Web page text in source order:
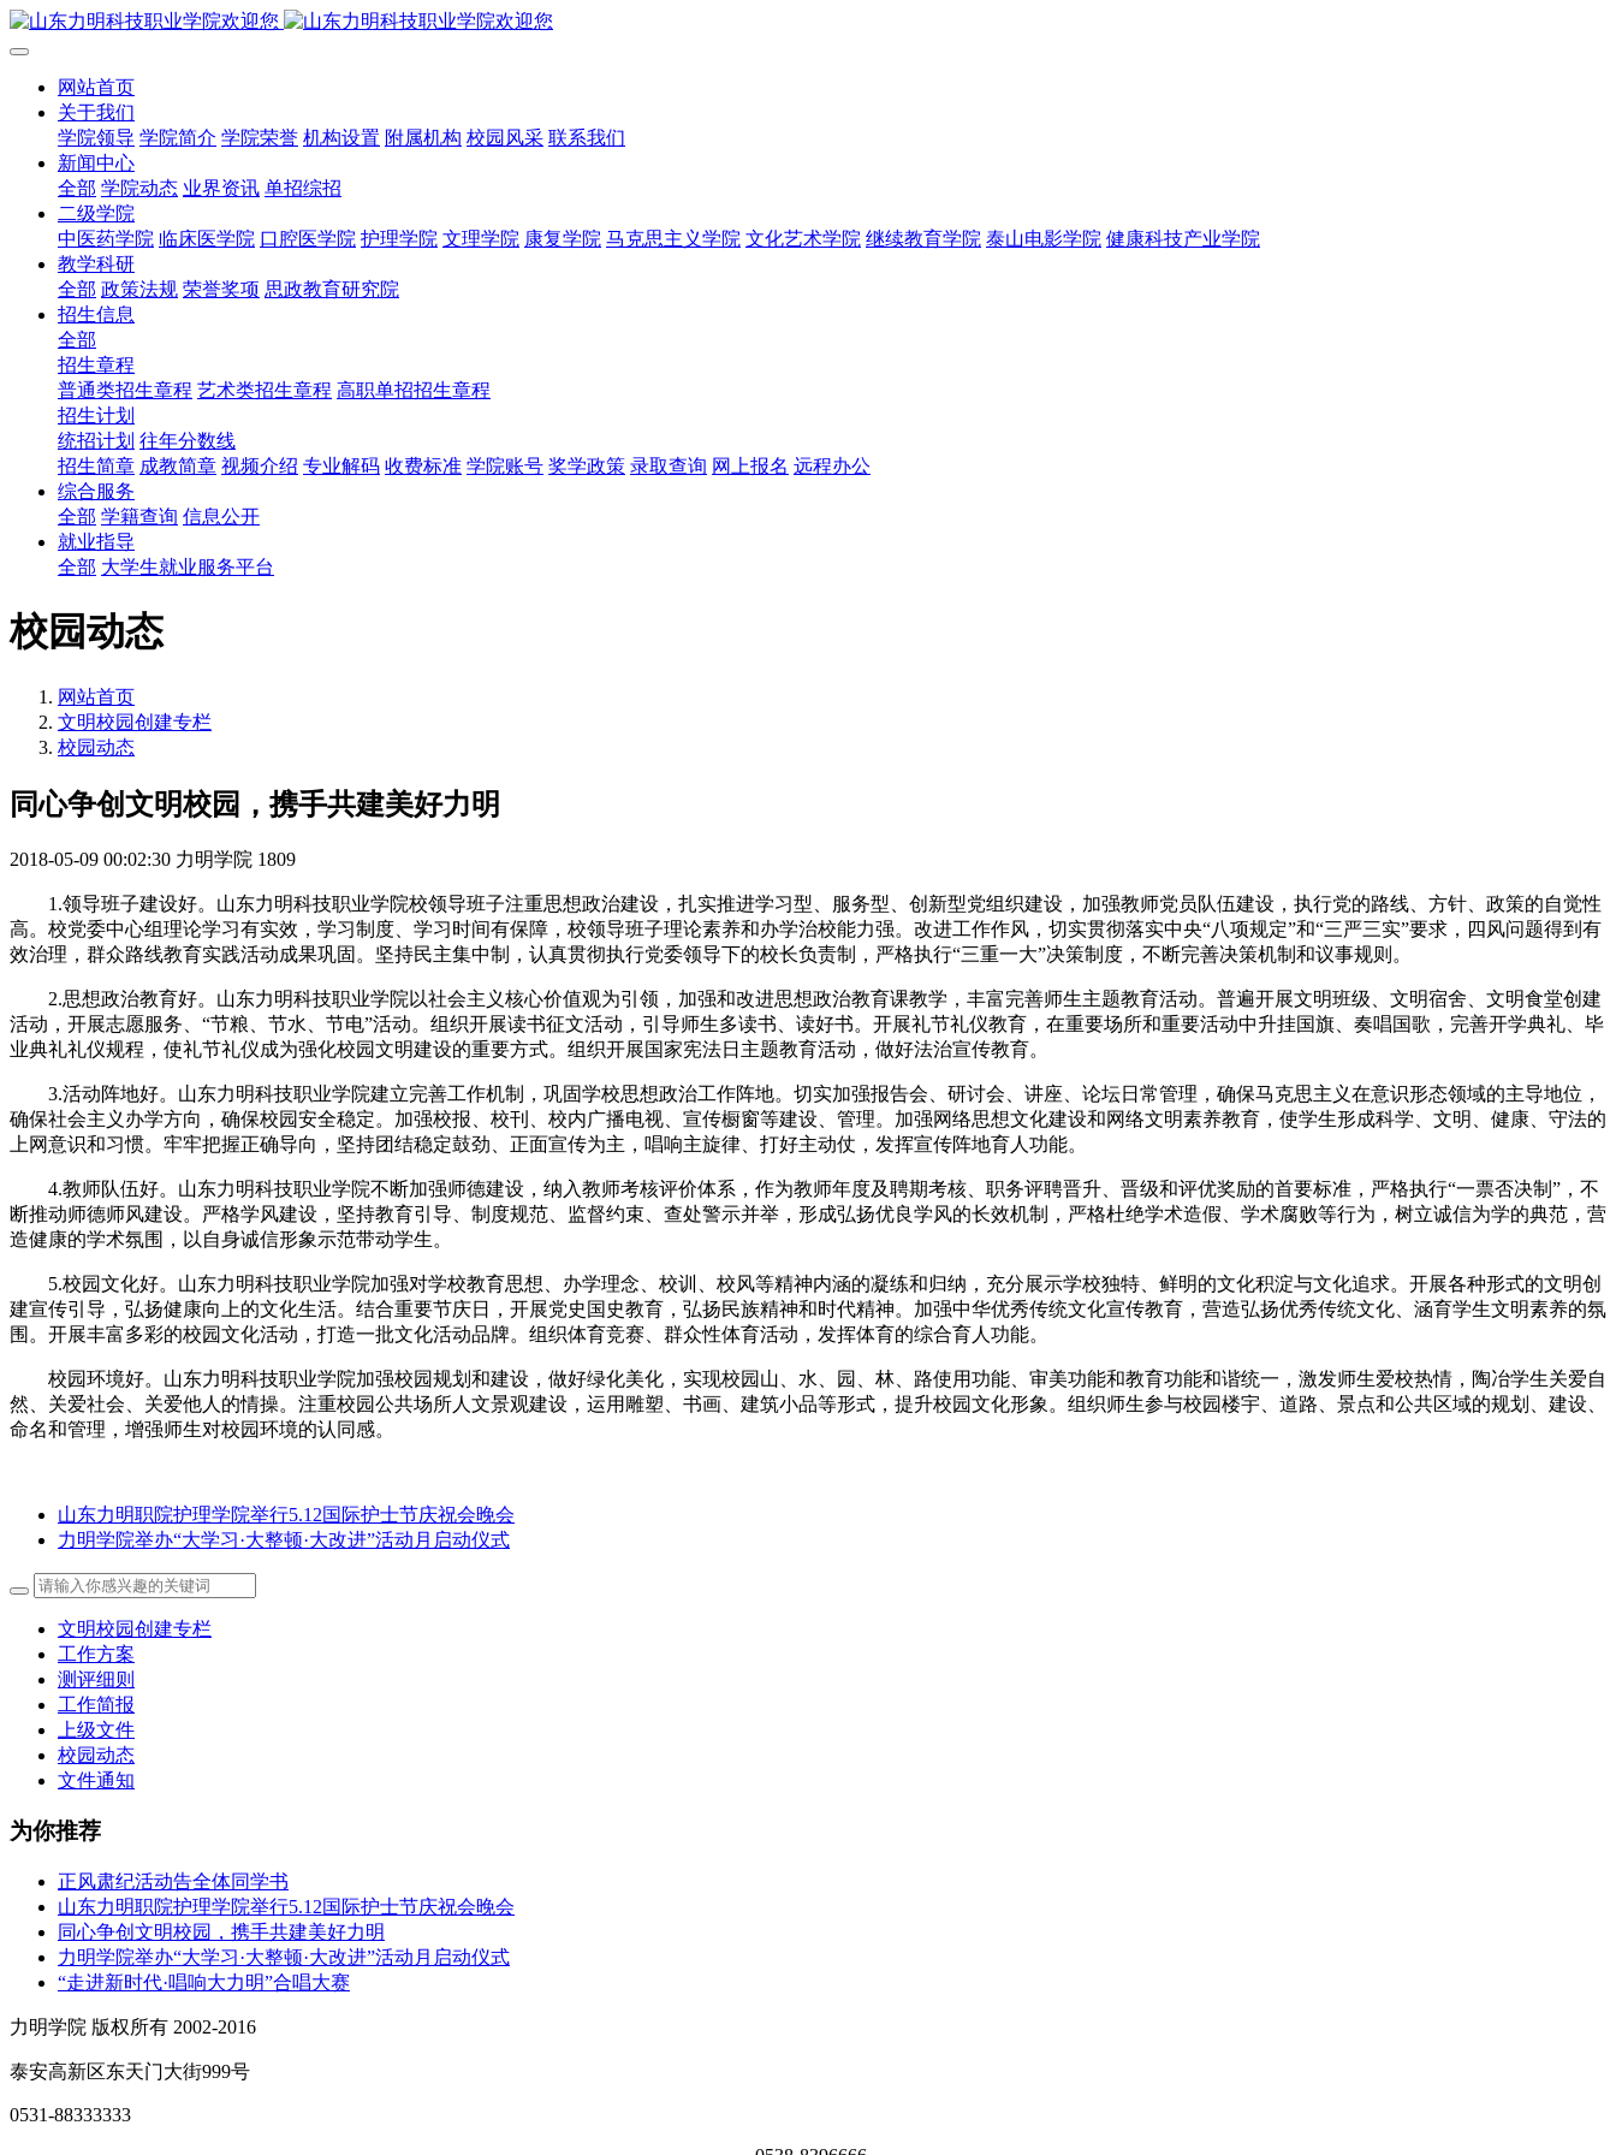
网站首页
关于我们
学院领导 学院简介 学院荣誉 机构设置 附属机构 校园风采 联系我们
新闻中心
全部 学院动态 业界资讯 单招综招
二级学院
中医药学院 临床医学院 口腔医学院 护理学院 文理学院 康复学院 马克思主义学院 文化艺术学院 继续教育学院 泰山电影学院 健康科技产业学院
教学科研
全部 政策法规 荣誉奖项 思政教育研究院
招生信息
全部
招生章程
普通类招生章程 艺术类招生章程 高职单招招生章程
招生计划
统招计划 往年分数线
招生简章 成教简章 视频介绍 专业解码 收费标准 学院账号 奖学政策 录取查询 网上报名 远程办公
综合服务
全部 学籍查询 信息公开
就业指导
全部 大学生就业服务平台
校园动态
网站首页
文明校园创建专栏
校园动态
同心争创文明校园，携手共建美好力明
2018-05-09 00:02:30 力明学院 1809
1.领导班子建设好。山东力明科技职业学院校领导班子注重思想政治建设，扎实推进学习型、服务型、创新型党组织建设，加强教师党员队伍建设，执行党的路线、方针、政策的自觉性
高。校党委中心组理论学习有实效，学习制度、学习时间有保障，校领导班子理论素养和办学治校能力强。改进工作作风，切实贯彻落实中央“八项规定”和“三严三实”要求，四风问题得到有
效治理，群众路线教育实践活动成果巩固。坚持民主集中制，认真贯彻执行党委领导下的校长负责制，严格执行“三重一大”决策制度，不断完善决策机制和议事规则。
2.思想政治教育好。山东力明科技职业学院以社会主义核心价值观为引领，加强和改进思想政治教育课教学，丰富完善师生主题教育活动。普遍开展文明班级、文明宿舍、文明食堂创建
活动，开展志愿服务、“节粮、节水、节电”活动。组织开展读书征文活动，引导师生多读书、读好书。开展礼节礼仪教育，在重要场所和重要活动中升挂国旗、奏唱国歌，完善开学典礼、毕
业典礼礼仪规程，使礼节礼仪成为强化校园文明建设的重要方式。组织开展国家宪法日主题教育活动，做好法治宣传教育。
3.活动阵地好。山东力明科技职业学院建立完善工作机制，巩固学校思想政治工作阵地。切实加强报告会、研讨会、讲座、论坛日常管理，确保马克思主义在意识形态领域的主导地位，
确保社会主义办学方向，确保校园安全稳定。加强校报、校刊、校内广播电视、宣传橱窗等建设、管理。加强网络思想文化建设和网络文明素养教育，使学生形成科学、文明、健康、守法的
上网意识和习惯。牢牢把握正确导向，坚持团结稳定鼓劲、正面宣传为主，唱响主旋律、打好主动仗，发挥宣传阵地育人功能。
4.教师队伍好。山东力明科技职业学院不断加强师德建设，纳入教师考核评价体系，作为教师年度及聘期考核、职务评聘晋升、晋级和评优奖励的首要标准，严格执行“一票否决制”，不
断推动师德师风建设。严格学风建设，坚持教育引导、制度规范、监督约束、查处警示并举，形成弘扬优良学风的长效机制，严格杜绝学术造假、学术腐败等行为，树立诚信为学的典范，营
造健康的学术氛围，以自身诚信形象示范带动学生。
5.校园文化好。山东力明科技职业学院加强对学校教育思想、办学理念、校训、校风等精神内涵的凝练和归纳，充分展示学校独特、鲜明的文化积淀与文化追求。开展各种形式的文明创
建宣传引导，弘扬健康向上的文化生活。结合重要节庆日，开展党史国史教育，弘扬民族精神和时代精神。加强中华优秀传统文化宣传教育，营造弘扬优秀传统文化、涵育学生文明素养的氛
围。开展丰富多彩的校园文化活动，打造一批文化活动品牌。组织体育竞赛、群众性体育活动，发挥体育的综合育人功能。
校园环境好。山东力明科技职业学院加强校园规划和建设，做好绿化美化，实现校园山、水、园、林、路使用功能、审美功能和教育功能和谐统一，激发师生爱校热情，陶冶学生关爱自
然、关爱社会、关爱他人的情操。注重校园公共场所人文景观建设，运用雕塑、书画、建筑小品等形式，提升校园文化形象。组织师生参与校园楼宇、道路、景点和公共区域的规划、建设、
命名和管理，增强师生对校园环境的认同感。
山东力明职院护理学院举行5.12国际护士节庆祝会晚会
力明学院举办“大学习·大整顿·大改进”活动月启动仪式
文明校园创建专栏
工作方案
测评细则
工作简报
上级文件
校园动态
文件通知
为你推荐
正风肃纪活动告全体同学书
山东力明职院护理学院举行5.12国际护士节庆祝会晚会
同心争创文明校园，携手共建美好力明
力明学院举办“大学习·大整顿·大改进”活动月启动仪式
“走进新时代·唱响大力明”合唱大赛
力明学院 版权所有 2002-2016
泰安高新区东天门大街999号
0531-88333333